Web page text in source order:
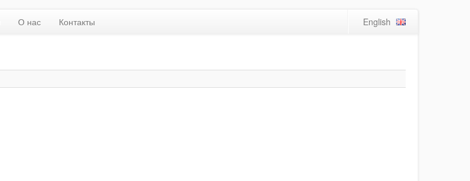
О нас Контакты English